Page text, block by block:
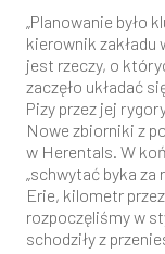
„Planowanie było
kierownik zakładu
jest rzeczy, o
zaczęło układać
Pizy przez jej
Nowe zbiorniki z
w Herentals. W
„schwytać byka za
Erie, kilometr
rozpoczęliśmy w
schodziły z